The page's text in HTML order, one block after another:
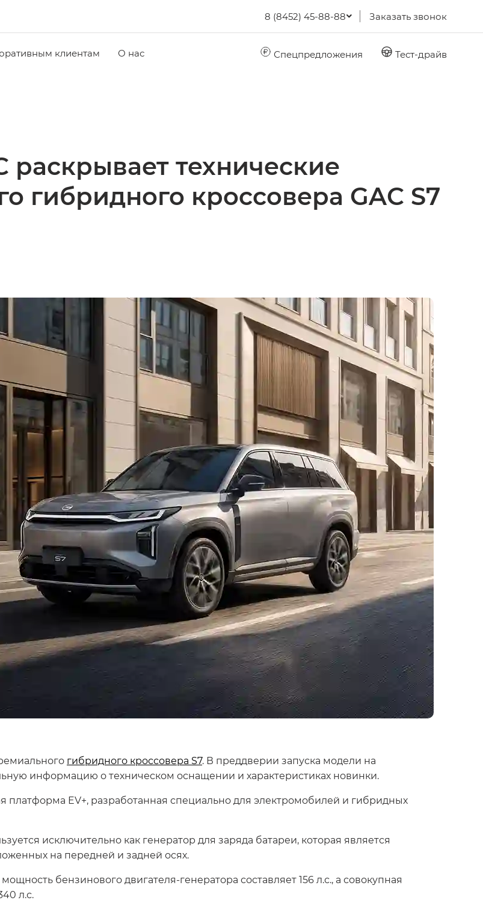
8 (8452) 45-88-88 Заказать звонок
клиентам О нас Спецпредложения Тест-драйв
раскрывает технические
гибридного кроссовера GAC S7
гибридного кроссовера S7. В преддверии запуска модели на
информацию о техническом оснащении и характеристиках новинки.
платформа EV+, разработанная специально для электромобилей и гибридных
исключительно как генератор для заряда батареи, которая является
на передней и задней осях.
бензинового двигателя-генератора составляет 156 л.с., а совокупная
л.с.